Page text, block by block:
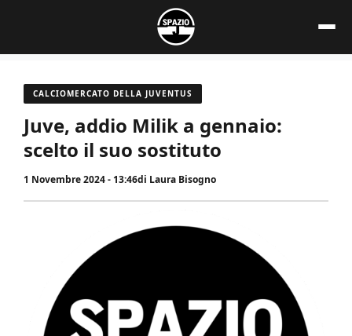
contenuto
CALCIOMERCATO DELLA JUVENTUS
Juve, addio Milik a gennaio:
scelto il suo sostituto
1 Novembre 2024 - 13:46di Laura Bisogno